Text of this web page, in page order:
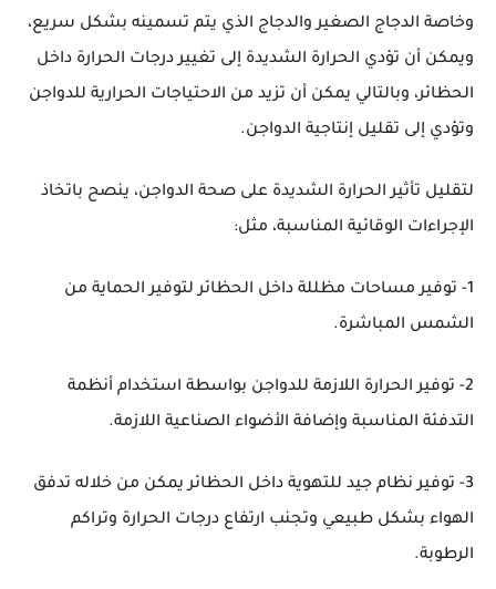
وخاصة الدجاج الصغير والدجاج الذي يتم تسمينه بشكل سريع،
ويمكن أن تؤدي الحرارة الشديدة إلى تغيير درجات الحرارة داخل
الحظائر، وبالتالي يمكن أن تزيد من الاحتياجات الحرارية للدواجن
وتؤدي إلى تقليل إنتاجية الدواجن.
لتقليل تأثير الحرارة الشديدة على صحة الدواجن، ينصح باتخاذ
الإجراءات الوقائية المناسبة، مثل:
1- توفير مساحات مظللة داخل الحظائر لتوفير الحماية من
الشمس المباشرة.
2- توفير الحرارة اللازمة للدواجن بواسطة استخدام أنظمة
التدفئة المناسبة وإضافة الأضواء الصناعية اللازمة.
3- توفير نظام جيد للتهوية داخل الحظائر يمكن من خلاله تدفق
الهواء بشكل طبيعي وتجنب ارتفاع درجات الحرارة وتراكم
الرطوبة.